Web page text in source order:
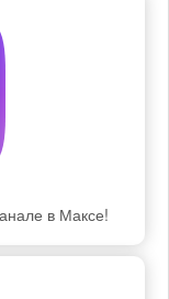
в Максе!